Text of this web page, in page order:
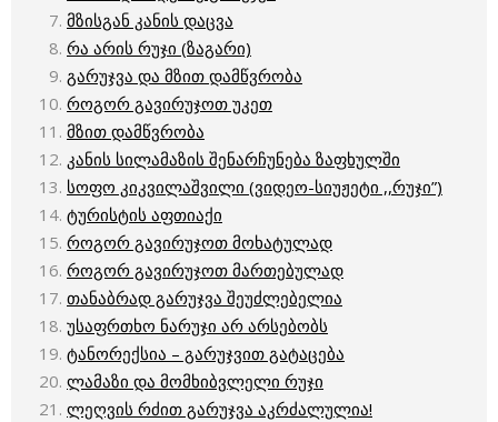
მზისგან კანის დაცვა
რა არის რუჯი (ზაგარი)
გარუჯვა და მზით დამწვრობა
როგორ გავირუჯოთ უკეთ
მზით დამწვრობა
კანის სილამაზის შენარჩუნება ზაფხულში
სოფო კიკვილაშვილი (ვიდეო-სიუჟეტი ,,რუჯი”)
ტურისტის აფთიაქი
როგორ გავირუჯოთ მოხატულად
როგორ გავირუჯოთ მართებულად
თანაბრად გარუჯვა შეუძლებელია
უსაფრთხო ნარუჯი არ არსებობს
ტანორექსია – გარუჯვით გატაცება
ლამაზი და მომხიბვლელი რუჯი
ლეღვის რძით გარუჯვა აკრძალულია!